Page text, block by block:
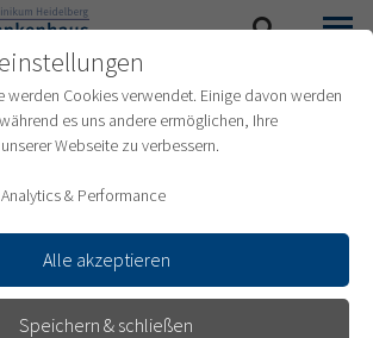
werden Cookies verwendet. Einige davon werden
es uns andere ermöglichen, Ihre
Webseite zu verbessern.
Analytics & Performance
Alle akzeptieren
Speichern & schließen